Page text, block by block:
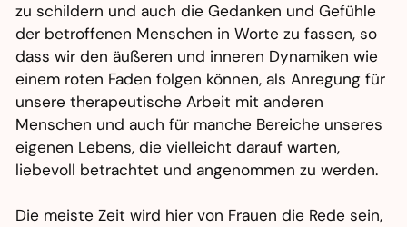
zu schildern und auch die Gedanken und Gefühle
der betroffenen Menschen in Worte zu fassen, so
dass wir den äußeren und inneren Dynamiken wie
einem roten Faden folgen können, als Anregung für
unsere therapeutische Arbeit mit anderen
Menschen und auch für manche Bereiche unseres
eigenen Lebens, die vielleicht darauf warten,
liebevoll betrachtet und angenommen zu werden.
Die meiste Zeit wird hier von Frauen die Rede sein,